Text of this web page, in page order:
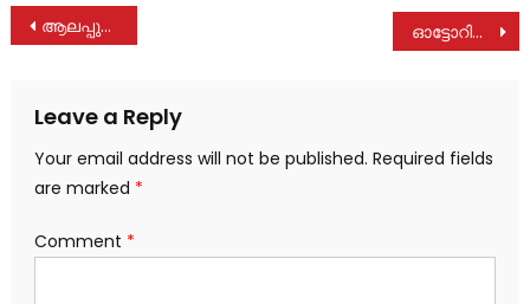
Post
ആലപ്പുഴയിൽ വീണ്ടും പക്ഷിപ്പനി സ്ഥിരീകരിച്ചു; ഭോപ്പാലിലെ ലാബിലേക്ക് അയച്ച് മൂന്ന് സാമ്പിളുകളും പോസിറ്റീവ് ഓട്ടോറിക്ഷയിൽ ലോറി ഇടിച്ച് ഓട്ടോ ഡ്രൈവർക്ക് പരുക്ക്
Leave a Reply
Your email address will not be published. Required fields
are marked *
Comment *